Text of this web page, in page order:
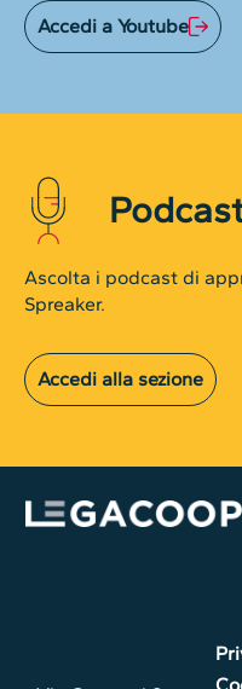
Accedi a Youtube
Ascolta i podcast di
Spreaker.
Accedi alla sezione